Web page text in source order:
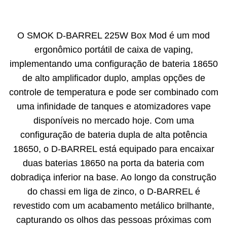
O SMOK D-BARREL 225W Box Mod é um mod
ergonômico portátil de caixa de vaping,
implementando uma configuração de bateria 18650
de alto amplificador duplo, amplas opções de
controle de temperatura e pode ser combinado com
uma infinidade de tanques e atomizadores vape
disponíveis no mercado hoje. Com uma
configuração de bateria dupla de alta potência
18650, o D-BARREL está equipado para encaixar
duas baterias 18650 na porta da bateria com
dobradiça inferior na base. Ao longo da construção
do chassi em liga de zinco, o D-BARREL é
revestido com um acabamento metálico brilhante,
capturando os olhos das pessoas próximas com